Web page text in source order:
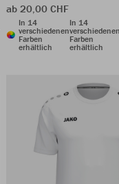
ab 20,00 CHF
In 14
verschiedenen
Farben
erhältlich
In 14
Farben
erhältlich